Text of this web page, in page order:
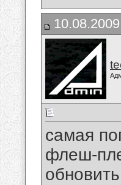
самая
флеш-